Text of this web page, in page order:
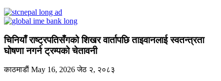
चिनियाँ राष्ट्रपतिसँगको शिखर वार्तापछि ताइवानलाई स्वतन्त्रता
घोषणा नगर्न ट्रम्पको चेतावनी
काठमाडाैं May 16, 2026जेठ २, २०८३